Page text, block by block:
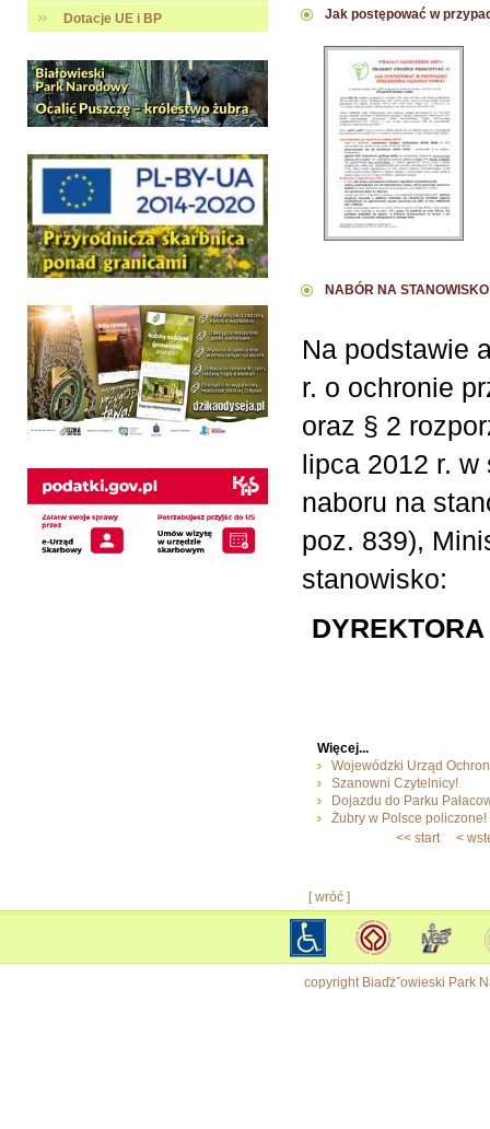
Dotacje UE i BP
Jak postępować w
NABÓR NA
Na podstawie
r. o ochronie
oraz § 2
lipca 2012 r.
naboru na
poz. 839),
stanowisko:
Więcej...
Wojewódzki Urząd
Szanowni Czytelnicy!
Dojazdu do Parku
Żubry w Polsce policzone!
<< start
<
[ wróć ]
copyright Biaďż˝owieski Park